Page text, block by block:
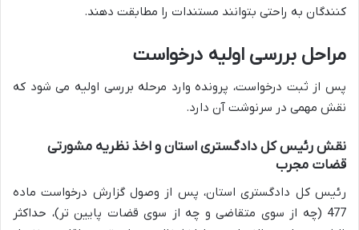
کنندگان به راحتی بتوانند مستندات را مطابقت دهند.
مراحل بررسی اولیه درخواست
پس از ثبت درخواست، پرونده وارد مرحله بررسی اولیه می شود که
نقش مهمی در سرنوشت آن دارد.
نقش رئیس کل دادگستری استان و اخذ نظریه مشورتی
قضات مجرب
رئیس کل دادگستری استان، پس از وصول گزارش درخواست ماده
477 (چه از سوی متقاضی و چه از سوی قضات پایین تر)، حداکثر